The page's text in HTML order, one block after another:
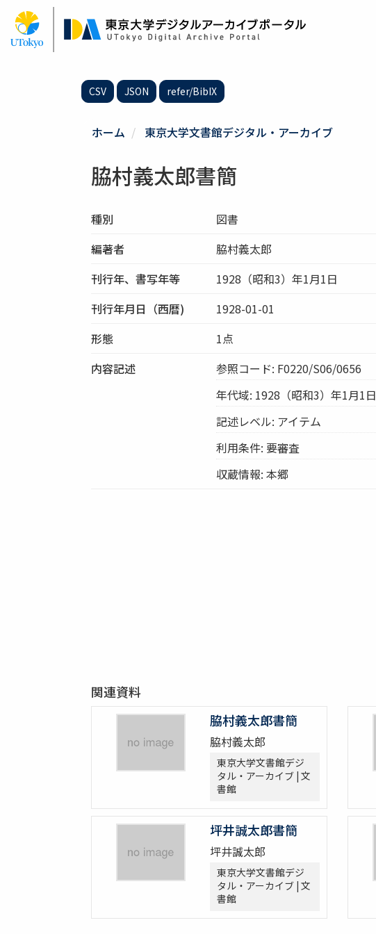
ン
CSV JSON refer/BibIX
ホーム 東京大学文書館デジタル・アーカイブ
脇村義太郎書簡
種別
図書
編著者
脇村義太郎
刊行年、書写年等
1928（昭和3）年1月1日
刊行年月日（西暦)
1928-01-01
形態
1点
内容記述
参照コード: F0220/S06/0656
年代域: 1928（昭和3）年1月1日
記述レベル: アイテム
利用条件: 要審査
収蔵情報: 本郷
関連資料
脇村義太郎書簡
脇村義太郎
東京大学文書館デジ
タル・アーカイブ | 文
書館
坪井誠太郎書簡
坪井誠太郎
東京大学文書館デジ
タル・アーカイブ | 文
書館